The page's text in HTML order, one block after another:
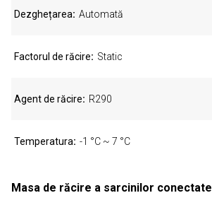
Dezghețarea Automată
Factorul de răcire Static
Agent de răcire R290
Temperatura -1 °C ~ 7 °C
Masa de răcire a sarcinilor conectate